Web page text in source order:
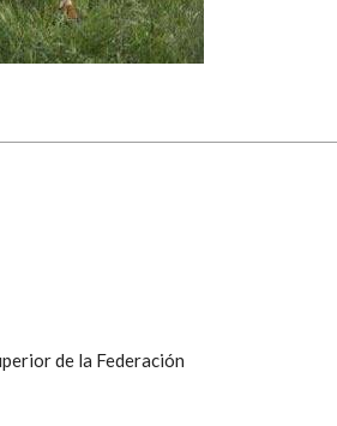
de la Federación